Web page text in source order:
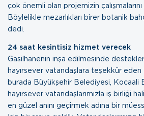
çok önemli olan projemizin
Böylelikle mezarlıkları birer botanik
dedi.
24 saat kesintisiz hizmet verecek
Gasilhanenin inşa edilmesinde
hayırsever vatandaşlara teşekkür eden
burada Büyükşehir Belediyesi, Kocaali
hayırsever vatandaşlarımızla iş birliği
en güzel anını geçirmek adına bir